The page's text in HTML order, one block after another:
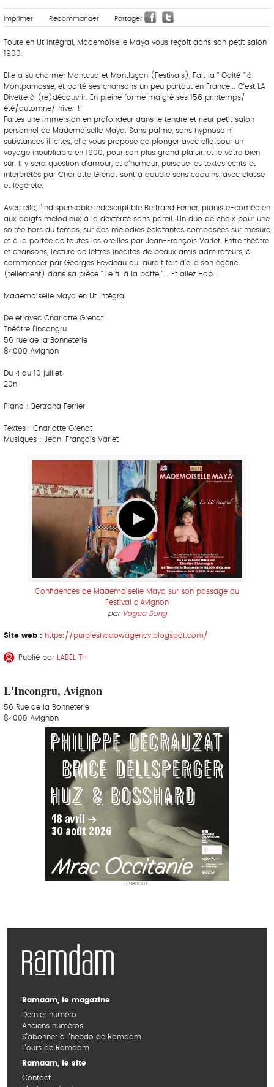
Imprimer Recommander Partager
Toute en Ut intégral, Mademoiselle Maya vous reçoit dans son petit salon
1900.
Elle a su charmer Montcuq et Montluçon (Festivals), Fait la " Gaité " à
Montparnasse, et porté ses chansons un peu partout en France... C’est LA
Divette à (re)découvrir. En pleine forme malgré ses 156 printemps/
été/automne/ hiver !
Faites une immersion en profondeur dans le tendre et rieur petit salon
personnel de Mademoiselle Maya. Sans palme, sans hypnose ni
substances illicites, elle vous propose de plonger avec elle pour un
voyage inoubliable en 1900, pour son plus grand plaisir, et le vôtre bien
sûr. Il y sera question d’amour, et d’humour, puisque les textes écrits et
interprétés par Charlotte Grenat sont à double sens coquins, avec classe
et légèreté.
Avec elle, l’indispensable indescriptible Bertrand Ferrier, pianiste-comédien
aux doigts mélodieux à la dextérité sans pareil. Un duo de choix pour une
soirée hors du temps, sur des mélodies éclatantes composées sur mesure
et à la portée de toutes les oreilles par Jean-François Varlet. Entre théâtre
et chansons, lecture de lettres inédites de beaux amis admirateurs, à
commencer par Georges Feydeau qui aurait fait d’elle son égérie
(tellement) dans sa pièce " Le fil à la patte "... Et allez Hop !
Mademoiselle Maya en Ut Intégral
De et avec Charlotte Grenat
Théâtre l’Incongru
56 rue de la Bonneterie
84000 Avignon
Du 4 au 10 juillet
20h
Piano : Bertrand Ferrier
Textes : Charlotte Grenat
Musiques : Jean-François Varlet
Confidences de Mademoiselle Maya sur son passage au
Festival d'Avignon
par Vagua Song
Site web : https://purpleshadowagency.blogspot.com/
Publié par LABEL TH
L'Incongru, Avignon
56 Rue de la Bonneterie
84000 Avignon
PUBLICITÉ
Ramdam, le magazine
Dernier numéro
Anciens numéros
S’abonner à l’hebdo de Ramdam
L’ours de Ramdam
Ramdam, le site
Contact